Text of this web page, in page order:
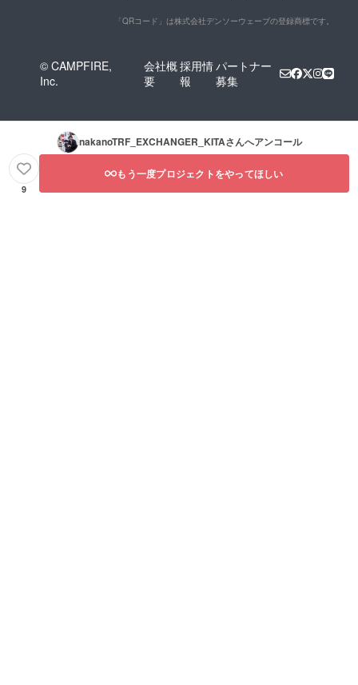
「QRコード」は株式会社デンソーウェーブの登録商標です。
© CAMPFIRE,
Inc.
会社概
要
採用情
報
パートナー
募集
nakanoTRF_EXCHANGER_KITAさんへアンコール
9
もう一度プロジェクトをやってほしい